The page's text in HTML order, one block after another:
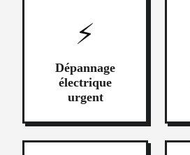
⚡
Dépannage
électrique
urgent